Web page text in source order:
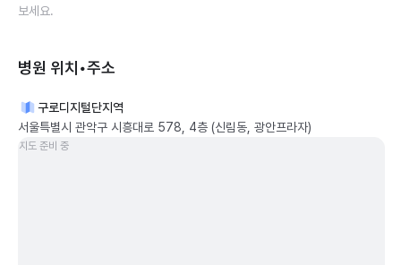
보세요.
병원 위치•주소
구로디지털단지역
서울특별시 관악구 시흥대로 578, 4층 (신림동, 광안프라자)
지도 준비 중